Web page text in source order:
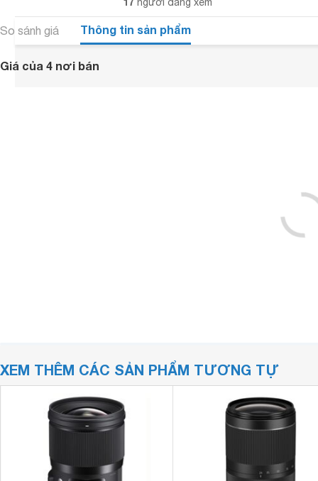
So sánh giá Thông tin sản phẩm
Giá của 4 nơi bán
XEM THÊM CÁC SẢN PHẨM TƯƠNG TỰ